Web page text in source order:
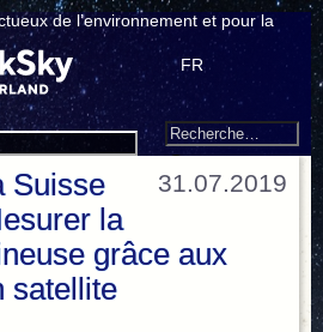
de l’environnement et pour la
FR
Search
Recherche
:
31.07.2019
Suisse
la
grâce aux
satellite